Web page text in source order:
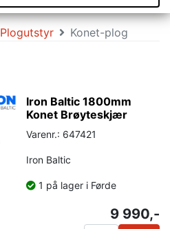
Plogutstyr Konet-plog
Iron Baltic 1800mm
Konet Brøyteskjær
Varenr.: 647421
Iron Baltic
1 på lager i Førde
9 990,-